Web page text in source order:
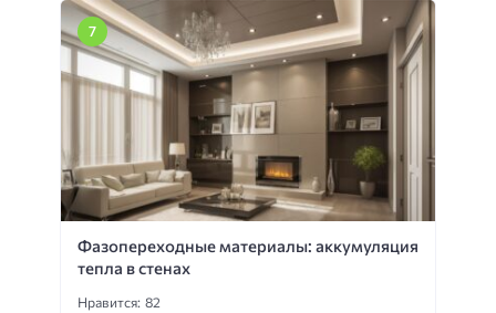
Фазопереходные материалы: аккумуляция
тепла в стенах
Нравится: 82